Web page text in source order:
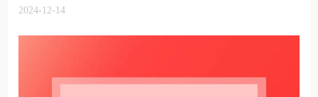
2024-12-14